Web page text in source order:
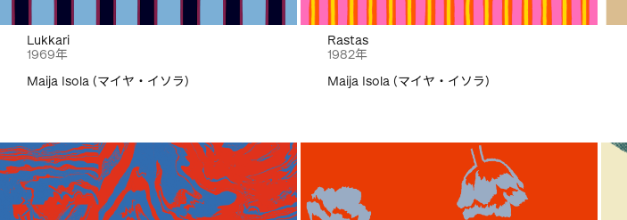
Lukkari
1969年
Maija Isola (マイヤ・イソラ)
Rastas
1982年
Maija Isola (マイヤ・イソラ)